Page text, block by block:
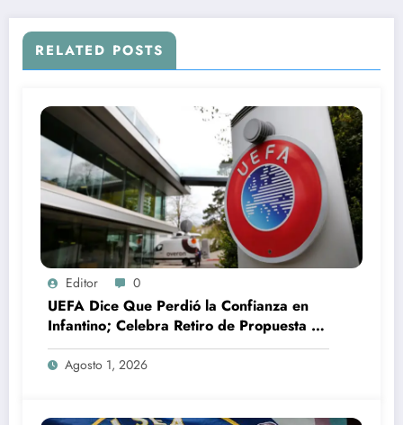
RELATED POSTS
Editor 0
UEFA Dice Que Perdió la Confianza en
Infantino; Celebra Retiro de Propuesta de
la FIFA
Agosto 1, 2026